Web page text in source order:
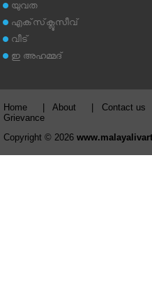
യുവത
എക്‌സ്‌ക്ലൂസീവ്
വീട്
ഇ അഹമ്മദ്‌
Home About Contact us
Grievance
Copyright © 2026